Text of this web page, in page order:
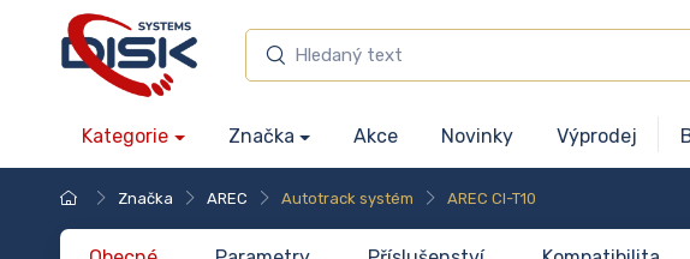
Kategorie Značka Akce Novinky Výprodej
Značka AREC Autotrack systém AREC CI-T10